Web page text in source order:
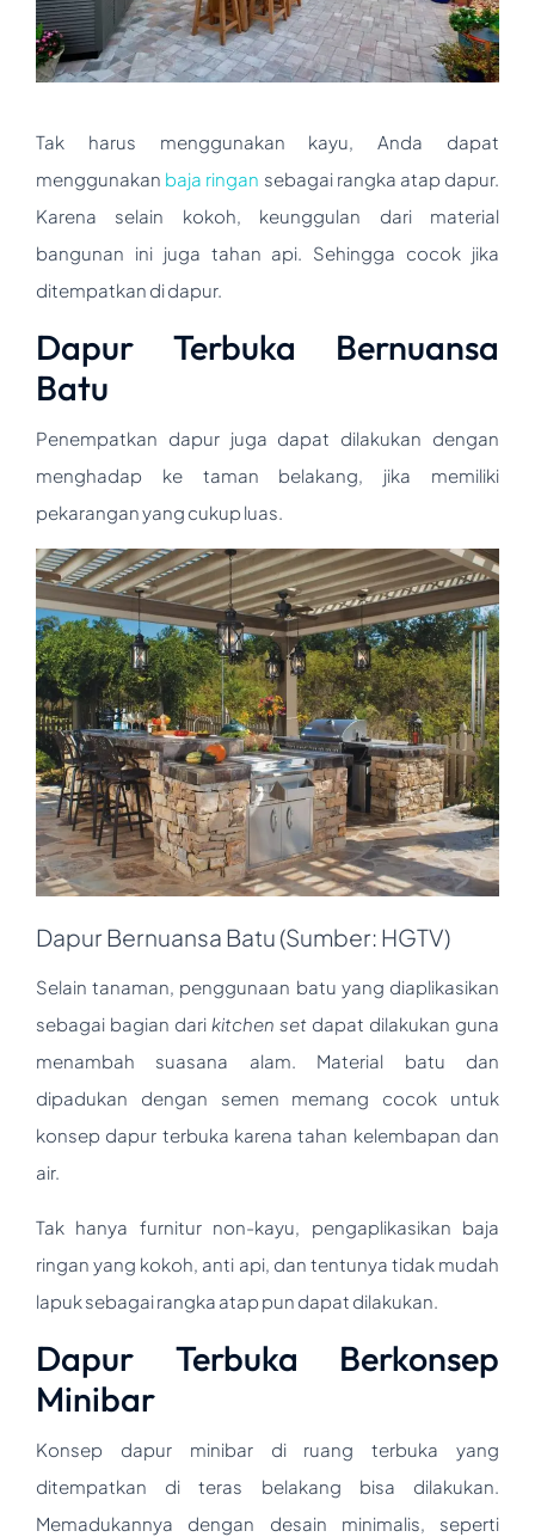
Tak harus menggunakan kayu, Anda dapat
menggunakan baja ringan sebagai rangka atap dapur.
Karena selain kokoh, keunggulan dari material
bangunan ini juga tahan api. Sehingga cocok jika
ditempatkan di dapur.
Dapur Terbuka Bernuansa
Batu
Penempatkan dapur juga dapat dilakukan dengan
menghadap ke taman belakang, jika memiliki
pekarangan yang cukup luas.
Dapur Bernuansa Batu (Sumber: HGTV)
Selain tanaman, penggunaan batu yang diaplikasikan
sebagai bagian dari kitchen set dapat dilakukan guna
menambah suasana alam. Material batu dan
dipadukan dengan semen memang cocok untuk
konsep dapur terbuka karena tahan kelembapan dan
air.
Tak hanya furnitur non-kayu, pengaplikasikan baja
ringan yang kokoh, anti api, dan tentunya tidak mudah
lapuk sebagai rangka atap pun dapat dilakukan.
Dapur Terbuka Berkonsep
Minibar
Konsep dapur minibar di ruang terbuka yang
ditempatkan di teras belakang bisa dilakukan.
Memadukannya dengan desain minimalis, seperti